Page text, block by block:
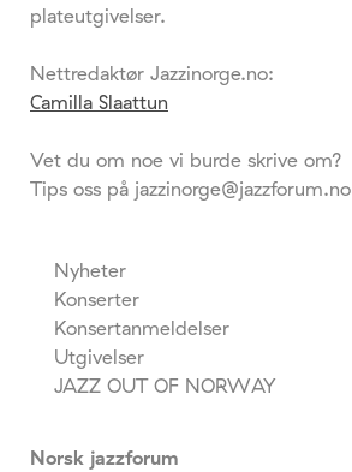
plateutgivelser.
Nettredaktør Jazzinorge.no:
Camilla Slaattun
Vet du om noe vi burde skrive om?
Tips oss på jazzinorge@jazzforum.no
Nyheter
Konserter
Konsertanmeldelser
Utgivelser
JAZZ OUT OF NORWAY
Norsk jazzforum